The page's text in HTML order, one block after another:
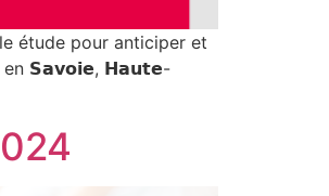
étude pour anticiper et
en 𝗦𝗮𝘃𝗼𝗶𝗲, 𝗛𝗮𝘂𝘁𝗲-